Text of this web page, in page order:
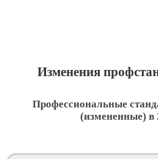
Изменения
Профессиональные
(измененные) в